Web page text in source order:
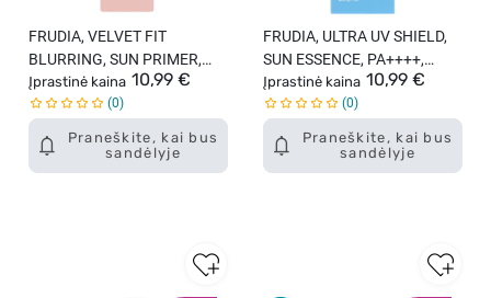
Praneškite, kai bus
sandėlyje
FRUDIA, VELVET FIT
BLURRING, SUN PRIMER,
PA++++, makiažo bazė su
apsauga nuo saulės, SPF
50+, 40 g.
Įprastinė kaina 10,99 €
0
Praneškite, kai bus
sandėlyje
FRUDIA, ULTRA UV SHIELD,
SUN ESSENCE, PA++++,
drėkinamoji veido esencija su
apsauga nuo saulės,
SPF50+, 50 g.
Įprastinė kaina 10,99 €
0